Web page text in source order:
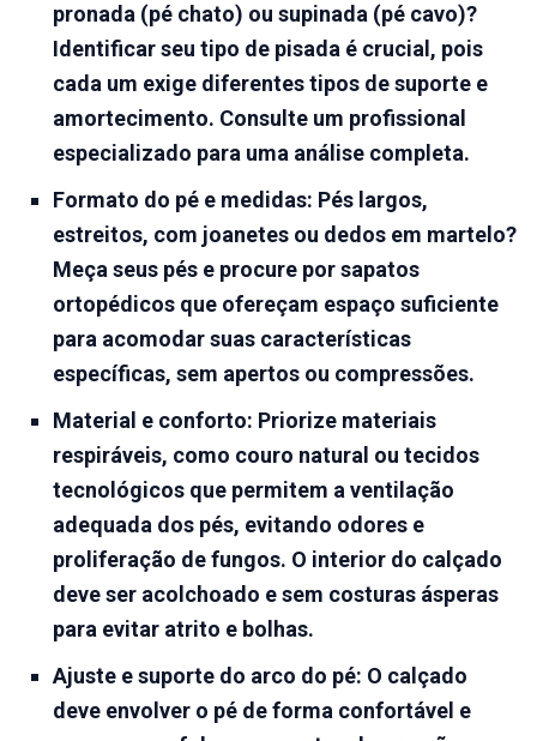
pronada (pé chato) ou supinada (pé cavo)?
Identificar seu tipo de pisada é crucial, pois
cada um exige diferentes tipos de suporte e
amortecimento. Consulte um profissional
especializado para uma análise completa.
Formato do pé e medidas: Pés largos,
estreitos, com joanetes ou dedos em martelo?
Meça seus pés e procure porsapatos
ortopédicosque ofereçam espaço suficiente
para acomodar suas características
específicas, sem apertos ou compressões.
Material e conforto: Priorize materiais
respiráveis, como couro natural ou tecidos
tecnológicos que permitem a ventilação
adequada dos pés, evitando odores e
proliferação de fungos. O interior do calçado
deve ser acolchoado e sem costuras ásperas
para evitar atrito e bolhas.
Ajuste e suporte do arco do pé: O calçado
deve envolver o pé de forma confortável e